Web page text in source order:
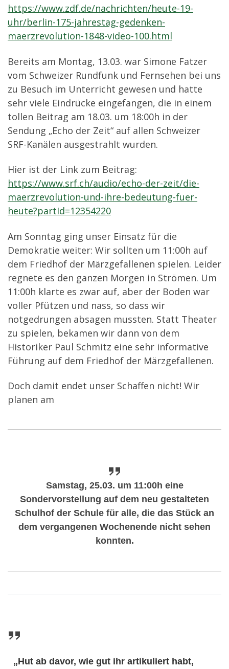
https://www.zdf.de/nachrichten/heute-19-
uhr/berlin-175-jahrestag-gedenken-
maerzrevolution-1848-video-100.html
Bereits am Montag, 13.03. war Simone Fatzer
vom Schweizer Rundfunk und Fernsehen bei uns
zu Besuch im Unterricht gewesen und hatte
sehr viele Eindrücke eingefangen, die in einem
tollen Beitrag am 18.03. um 18:00h in der
Sendung „Echo der Zeit“ auf allen Schweizer
SRF-Kanälen ausgestrahlt wurden.
Hier ist der Link zum Beitrag:
https://www.srf.ch/audio/echo-der-zeit/die-
maerzrevolution-und-ihre-bedeutung-fuer-
heute?partId=12354220
Am Sonntag ging unser Einsatz für die
Demokratie weiter: Wir sollten um 11:00h auf
dem Friedhof der Märzgefallenen spielen. Leider
regnete es den ganzen Morgen in Strömen. Um
11:00h klarte es zwar auf, aber der Boden war
voller Pfützen und nass, so dass wir
notgedrungen absagen mussten. Statt Theater
zu spielen, bekamen wir dann von dem
Historiker Paul Schmitz eine sehr informative
Führung auf dem Friedhof der Märzgefallenen.
Doch damit endet unser Schaffen nicht! Wir
planen am
Samstag, 25.03. um 11:00h eine
Sondervorstellung auf dem neu gestalteten
Schulhof der Schule für alle, die das Stück an
dem vergangenen Wochenende nicht sehen
konnten.
„Hut ab davor, wie gut ihr artikuliert habt,